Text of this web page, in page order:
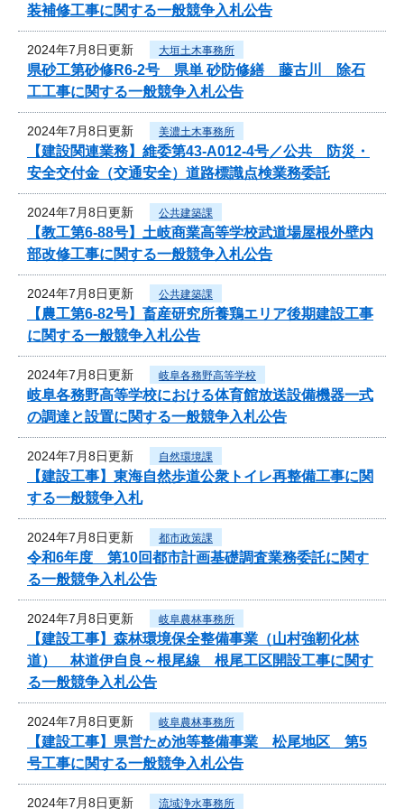
装補修工事に関する一般競争入札公告
2024年7月8日更新 大垣土木事務所
県砂工第砂修R6-2号 県単 砂防修繕 藤古川 除石
工工事に関する一般競争入札公告
2024年7月8日更新 美濃土木事務所
【建設関連業務】維委第43-A012-4号／公共 防災・
安全交付金（交通安全）道路標識点検業務委託
2024年7月8日更新 公共建築課
【教工第6-88号】土岐商業高等学校武道場屋根外壁内
部改修工事に関する一般競争入札公告
2024年7月8日更新 公共建築課
【農工第6-82号】畜産研究所養鶏エリア後期建設工事
に関する一般競争入札公告
2024年7月8日更新 岐阜各務野高等学校
岐阜各務野高等学校における体育館放送設備機器一式
の調達と設置に関する一般競争入札公告
2024年7月8日更新 自然環境課
【建設工事】東海自然歩道公衆トイレ再整備工事に関
する一般競争入札
2024年7月8日更新 都市政策課
令和6年度 第10回都市計画基礎調査業務委託に関す
る一般競争入札公告
2024年7月8日更新 岐阜農林事務所
【建設工事】森林環境保全整備事業（山村強靭化林
道） 林道伊自良～根尾線 根尾工区開設工事に関す
る一般競争入札公告
2024年7月8日更新 岐阜農林事務所
【建設工事】県営ため池等整備事業 松尾地区 第5
号工事に関する一般競争入札公告
2024年7月8日更新 流域浄水事務所